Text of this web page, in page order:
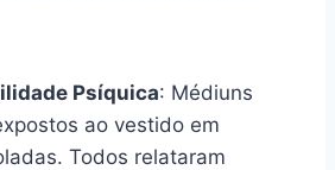
Psíquica: Médiuns
ao vestido em
Todos relataram